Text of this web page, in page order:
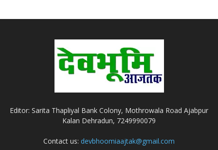
Editor: Sarita Thapliyal Bank Colony, Mothrowala Road Ajabpur
Kalan Dehradun, 7249990079
Contact us: devbhoomiaajtak@gmail.com